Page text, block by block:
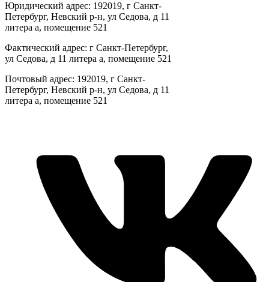
Юридический адрес: 192019, г Санкт-
Петербург, Невский р-н, ул Седова, д 11
литера а, помещение 521
Фактический адрес: г Санкт-Петербург,
ул Седова, д 11 литера а, помещение 521
Почтовый адрес: 192019, г Санкт-
Петербург, Невский р-н, ул Седова, д 11
литера а, помещение 521